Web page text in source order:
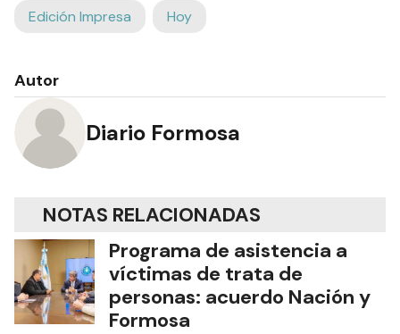
Edición Impresa Hoy
Autor
Diario Formosa
NOTAS RELACIONADAS
Programa de asistencia a
víctimas de trata de
personas: acuerdo Nación y
Formosa